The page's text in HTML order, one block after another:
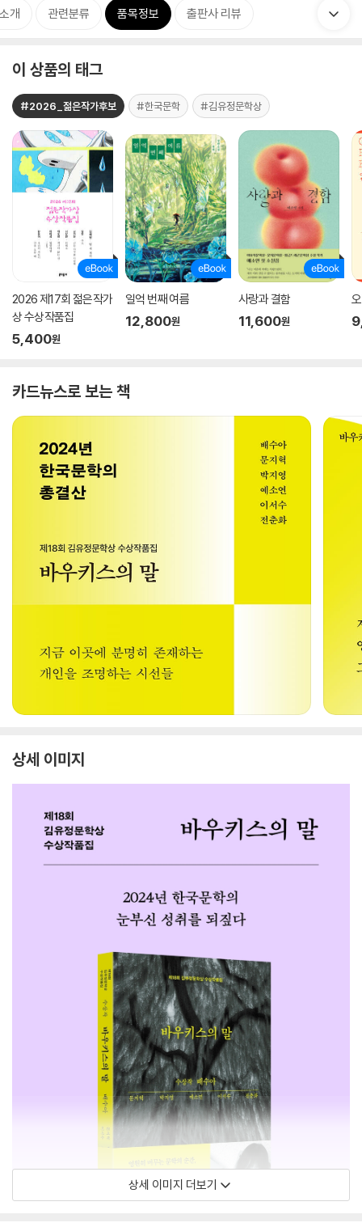
개 관련분류 품목정보 출판사 리뷰
이 상품의 태그
#2026_젊은작가후보 #한국문학 #김유정문학상
2026 제17회 젊은작가
상 수상작품집
5,400원
일억 번째 여름
12,800원
사랑과 결함
11,600원
카드뉴스로 보는 책
상세 이미지
상세 이미지 더보기